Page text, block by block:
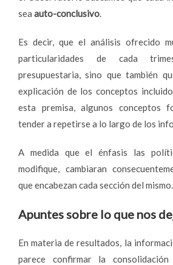
sea auto-conclusivo
Es decir, que el análisis ofrecido
particularidades de cada
presupuestaria, sino que también
explicación de los conceptos
esta premisa, algunos conceptos
tender a repetirse a lo largo de los
A medida que el énfasis las
modifique, cambiaran
que encabezan cada sección del mismo.
Apuntes sobre lo que nos
En materia de resultados, la
parece confirmar la